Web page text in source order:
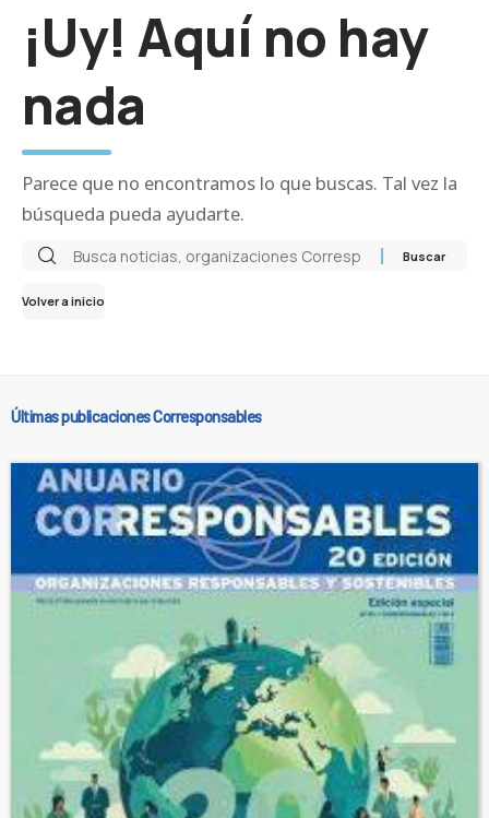
¡Uy! Aquí no hay
nada
Parece que no encontramos lo que buscas. Tal vez la
búsqueda pueda ayudarte.
Volver a inicio
Últimas publicaciones Corresponsables